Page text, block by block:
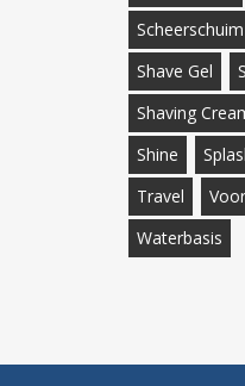
Scheerschuim
Shave Gel
Shaving
Shine
Travel
Waterbasis